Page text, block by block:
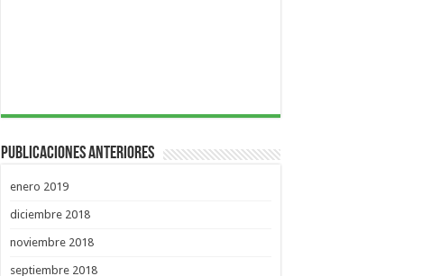
Publicaciones Anteriores
enero 2019
diciembre 2018
noviembre 2018
septiembre 2018